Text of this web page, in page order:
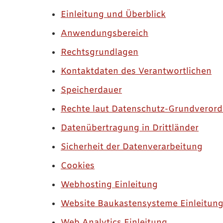
Einleitung und Überblick
Anwendungsbereich
Rechtsgrundlagen
Kontaktdaten des Verantwortlichen
Speicherdauer
Rechte laut Datenschutz-
Datenübertragung in Drittländer
Sicherheit der Datenverarbeitung
Cookies
Webhosting Einleitung
Website Baukastensysteme Einleitung